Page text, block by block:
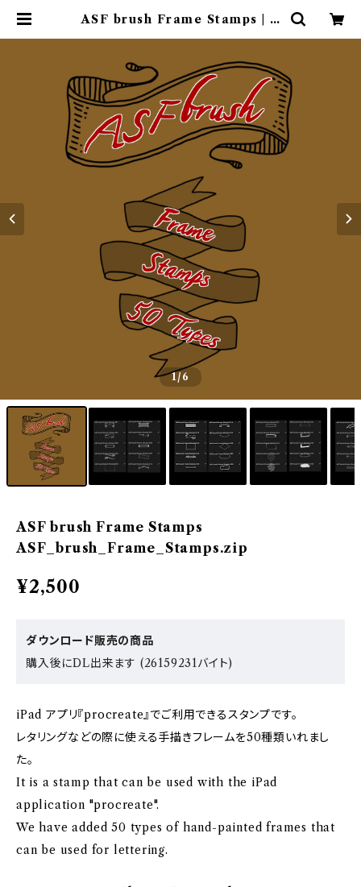
ASF brush Frame Stamps | A
1/6
ASF brush Frame Stamps
ASF_brush_Frame_Stamps.zip
¥2,500
ダウンロード販売の商品
購入後にDL出来ます (26159231バイト)
iPad アプリ『procreate』でご利用できるスタンプです。
レタリングなどの際に使える手描きフレームを50種類いれまし
た。
It is a stamp that can be used with the iPad
application "procreate".
We have added 50 types of hand-painted frames that
can be used for lettering.